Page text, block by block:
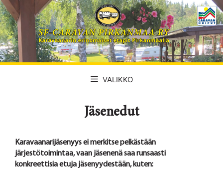
Siirry
sisältöön
VALIKKO
Jäsenedut
Karavaanarijäsenyys ei merkitse pelkästään
järjestötoimintaa, vaan jäsenenä saa runsaasti
konkreettisia etuja jäsenyydestään, kuten: